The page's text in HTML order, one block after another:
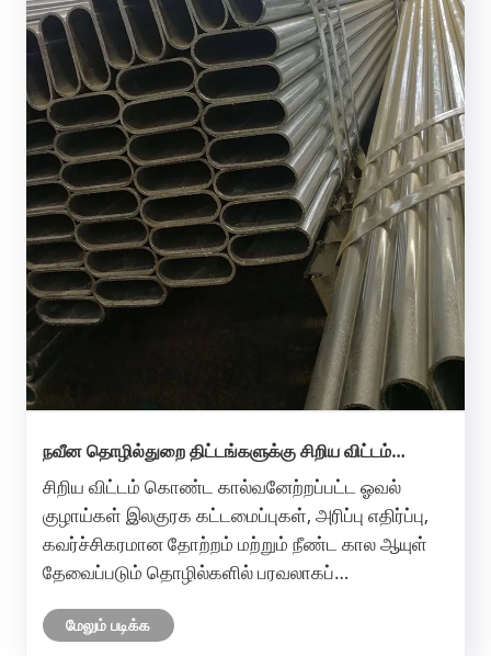
நவீன தொழில்துறை திட்டங்களுக்கு சிறிய விட்டம்
கொண்ட கால்வனேற்றப்பட்ட ஓவல் குழாய் ஏன்
இன்றியமையாததாகிறது?
சிறிய விட்டம் கொண்ட கால்வனேற்றப்பட்ட ஓவல்
குழாய்கள் இலகுரக கட்டமைப்புகள், அரிப்பு எதிர்ப்பு,
கவர்ச்சிகரமான தோற்றம் மற்றும் நீண்ட கால ஆயுள்
தேவைப்படும் தொழில்களில் பரவலாகப்
ஓவல் சுயவிவரம் இயந்திர வலிமை மற்றும் அழகியல்
மேலும் படிக்க